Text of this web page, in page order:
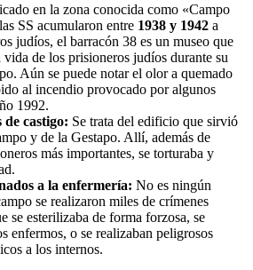
en la zona conocida como «Campo
SS acumularon entre 1938 y 1942 a
judíos, el barracón 38 es un museo que
de los prisioneros judíos durante su
Aún se puede notar el olor a quemado
al incendio provocado por algunos
1992.
de castigo: Se trata del edificio que sirvió
y de la Gestapo. Allí, además de
más importantes, se torturaba y
a la enfermería: No es ningún
se realizaron miles de crímenes
se esterilizaba de forma forzosa, se
enfermos, o se realizaban peligrosos
a los internos.